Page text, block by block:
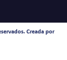
Creada por